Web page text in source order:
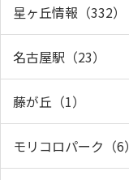
星ヶ丘情報（332）
名古屋駅（23）
藤が丘（1）
モリコロパーク（6）